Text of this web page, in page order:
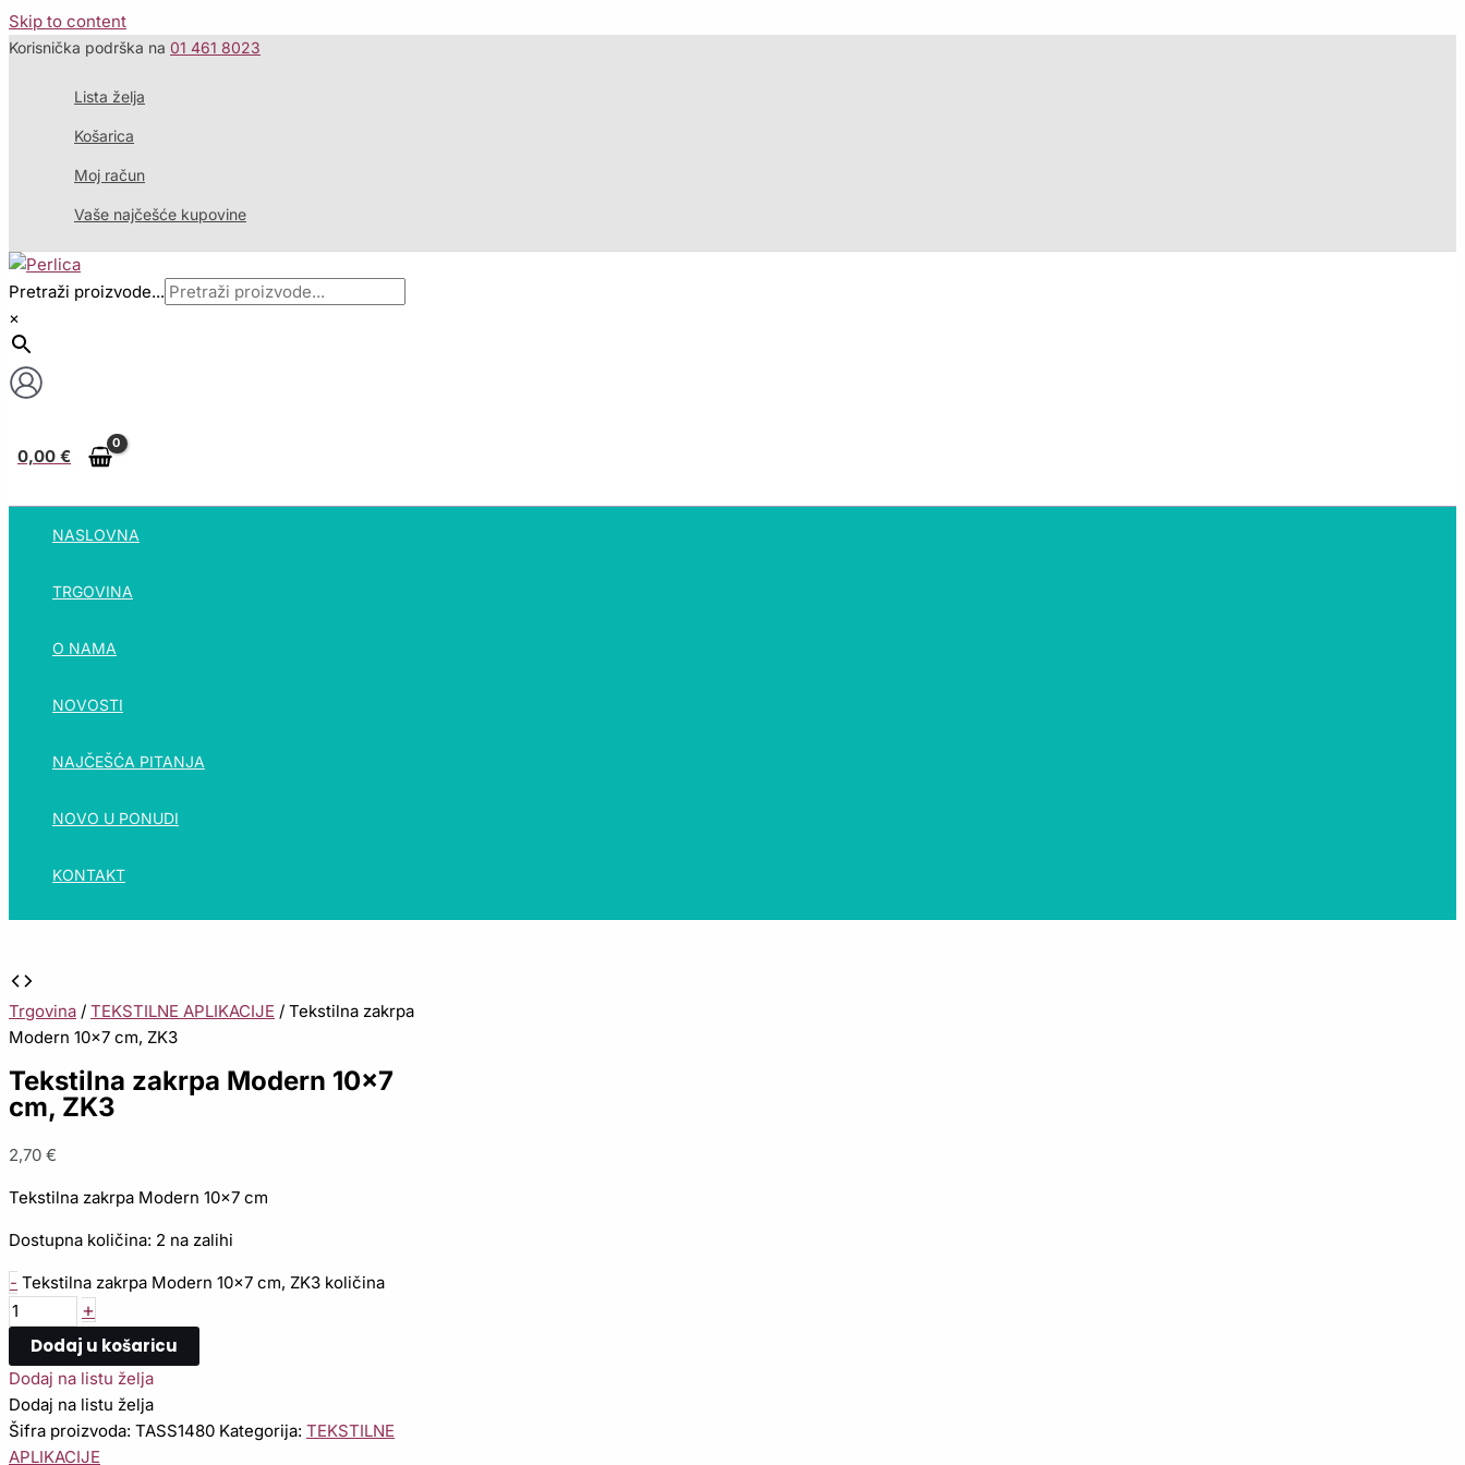
Skip to content
Korisnička podrška na 01 461 8023
Lista želja
Košarica
Moj račun
Vaše najčešće kupovine
Pretraži proizvode...
×
0,00 €
NASLOVNA
TRGOVINA
O NAMA
NOVOSTI
NAJČEŠĆA PITANJA
NOVO U PONUDI
KONTAKT
Trgovina / TEKSTILNE APLIKACIJE / Tekstilna zakrpa
Modern 10×7 cm, ZK3
Tekstilna zakrpa Modern 10×7
cm, ZK3
2,70 €
Tekstilna zakrpa Modern 10×7 cm
Dostupna količina: 2 na zalihi
- Tekstilna zakrpa Modern 10x7 cm, ZK3 količina
+
Dodaj u košaricu
Dodaj na listu želja
Dodaj na listu želja
Šifra proizvoda: TASS1480 Kategorija: TEKSTILNE
APLIKACIJE